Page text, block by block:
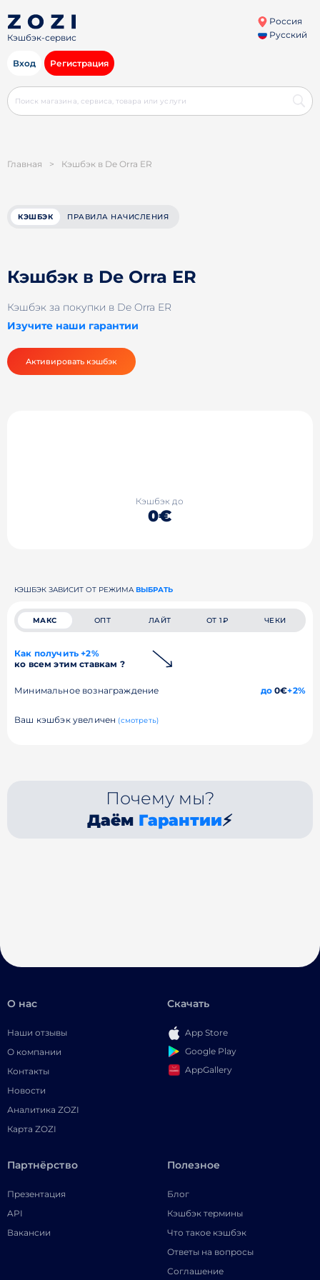
Кэшбэк-сервис
Россия
Русский
Вход Регистрация
Главная > Кэшбэк в De Orra ER
КЭШБЭК ПРАВИЛА НАЧИСЛЕНИЯ
Кэшбэк в De Orra ER
Кэшбэк за покупки в De Orra ER
Изучите наши гарантии
Активировать кэшбэк
Кэшбэк до
0€
КЭШБЭК ЗАВИСИТ ОТ РЕЖИМА ВЫБРАТЬ
МАКС ОПТ ЛАЙТ ОТ 1₽ ЧЕКИ
Как получить +2%
ко всем этим ставкам ?
Минимальное вознаграждение до0€+2%
Ваш кэшбэк увеличен (смотреть)
Почему мы?
Даём Гарантии⚡
О нас
Наши отзывы
О компании
Контакты
Новости
Аналитика ZOZI
Карта ZOZI
Скачать
App Store
Google Play
AppGallery
Партнёрство
Презентация
API
Вакансии
Полезное
Блог
Кэшбэк термины
Что такое кэшбэк
Ответы на вопросы
Соглашение